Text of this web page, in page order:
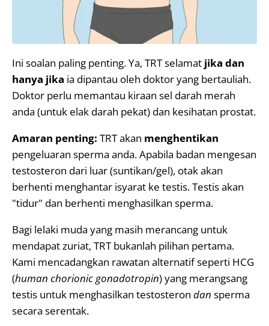
Ini soalan paling penting. Ya, TRT selamat jika dan
hanya jika ia dipantau oleh doktor yang bertauliah.
Doktor perlu memantau kiraan sel darah merah
anda (untuk elak darah pekat) dan kesihatan prostat.
Amaran penting: TRT akan menghentikan
pengeluaran sperma anda. Apabila badan mengesan
testosteron dari luar (suntikan/gel), otak akan
berhenti menghantar isyarat ke testis. Testis akan
"tidur" dan berhenti menghasilkan sperma.
Bagi lelaki muda yang masih merancang untuk
mendapat zuriat, TRT bukanlah pilihan pertama.
Kami mencadangkan rawatan alternatif seperti HCG
(human chorionic gonadotropin) yang merangsang
testis untuk menghasilkan testosteron dan sperma
secara serentak.